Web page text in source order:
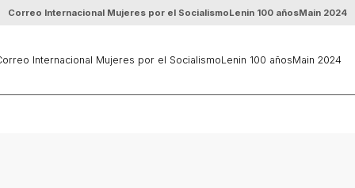
Correo Internacional Mujeres por el SocialismoLenin 100 añosMain 2024
Internacional Mujeres por el SocialismoLenin 100 añosMain 2024